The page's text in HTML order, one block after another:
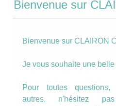
Boucles motif
Bienvenue sur
Bienvenue sur CLAIRON
Je vous souhaite une belle
Pour toutes questions,
autres, n'hésitez